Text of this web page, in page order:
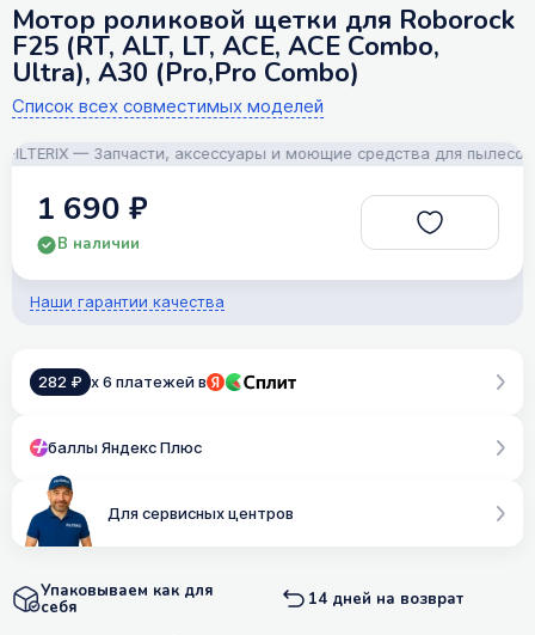
Мотор роликовой щетки для Roborock
F25 (RT, ALT, LT, ACE, ACE Combo,
Ultra), A30 (Pro,Pro Combo)
Список всех совместимых моделей
— Запчасти, аксессуары и моющие средства для
1 690 ₽
В наличии
Наши гарантии качества
282 ₽ x 6 платежей в
баллы Яндекс Плюс
Для сервисных центров
Упаковываем как для
себя 14 дней на возврат